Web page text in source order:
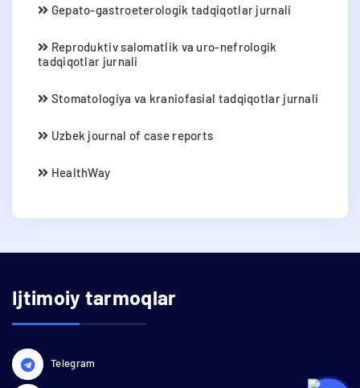
Gepato-gastroeterologik tadqiqotlar jurnali
Reproduktiv salomatlik va uro-nefrologik
tadqiqotlar jurnali
Stomatologiya va kraniofasial tadqiqotlar jurnali
Uzbek journal of case reports
HealthWay
Ijtimoiy tarmoqlar
Telegram